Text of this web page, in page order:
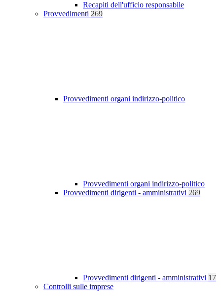
Recapiti dell'ufficio responsabile
Provvedimenti 269
Provvedimenti organi indirizzo-politico
Provvedimenti organi indirizzo-politico
Provvedimenti dirigenti - amministrativi 269
Provvedimenti dirigenti - amministrativi 17
Controlli sulle imprese